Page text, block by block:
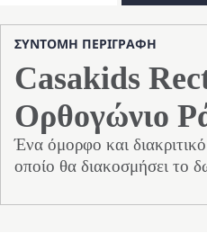
ποσότητα
ΣΥΝΤΟΜΗ ΠΕΡΙΓΡΑΦΗ
Casakids
Ορθογώνιο
Ένα όμορφο και
οποίο θα διακοσμήσει το